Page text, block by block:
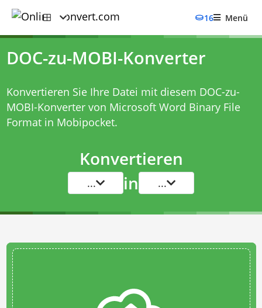
16 Menü
DOC-zu-MOBI-Konverter
Konvertieren Sie Ihre Datei mit diesem DOC-zu-
MOBI-Konvertervon Microsoft Word Binary File
Format in Mobipocket.
Konvertieren
... in ...